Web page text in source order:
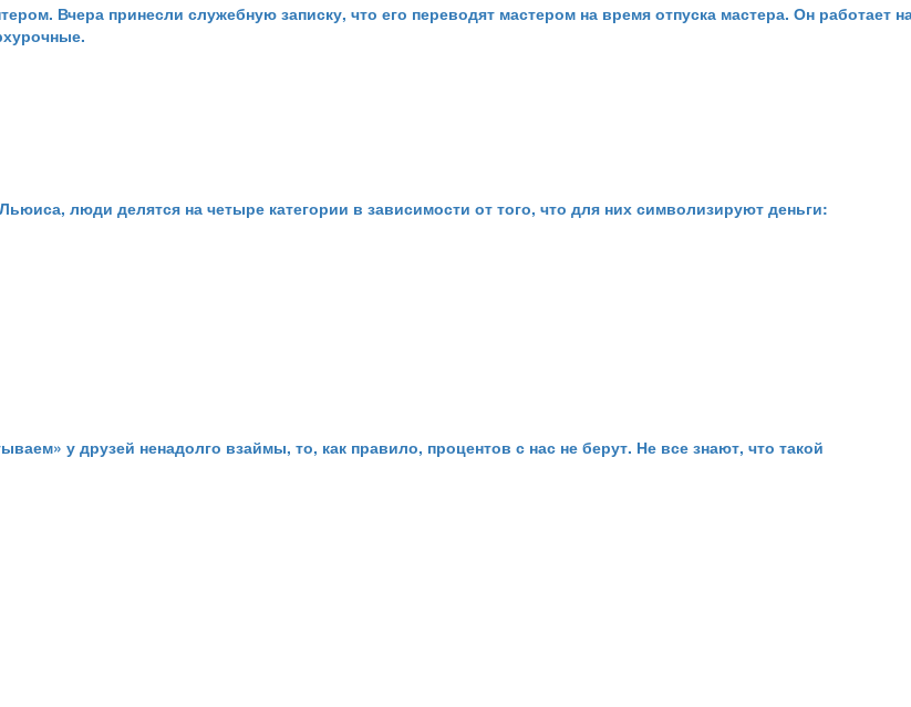
Вчера принесли служебную записку, что его переводят мастером на время отпуска мастера. Он работает
люди делятся на четыре категории в зависимости от того, что для них символизируют деньги:
у друзей ненадолго взаймы, то, как правило, процентов с нас не берут. Не все знают, что такой